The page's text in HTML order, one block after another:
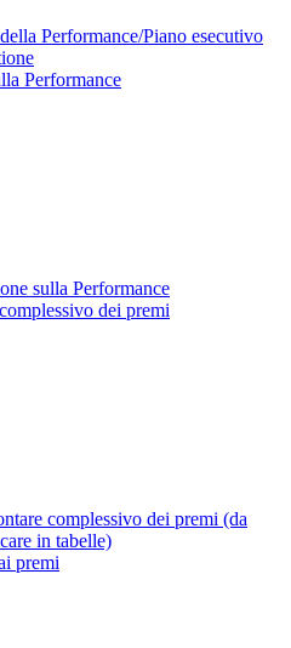
Performance/Piano esecutivo
Performance
sulla Performance
dei premi
complessivo dei premi (da
in tabelle)
premi